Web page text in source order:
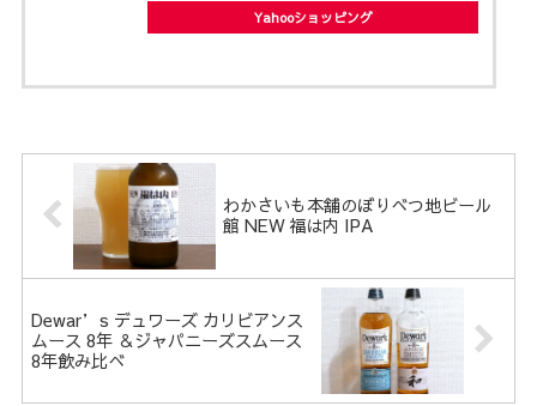
Yahooショッピング
わかさいも本舗のぼりべつ地ビール
館 NEW 福は内 IPA
Dewar’s デュワーズ カリビアンス
ムース 8年 ＆ジャパニーズスムース
8年飲み比べ